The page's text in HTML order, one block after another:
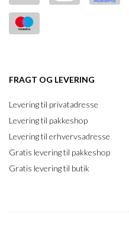
FRAGT OG LEVERING
Levering til privatadresse
Levering til pakkeshop
Levering til erhvervsadresse
Gratis levering til pakkeshop
Gratis levering til butik